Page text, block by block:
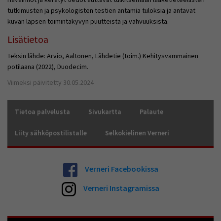
tutkimusten ja psykologisten testien antamia tuloksia ja antavat
kuvan lapsen toimintakyvyn puutteista ja vahvuuksista.
Lisätietoa
Teksin lähde: Arvio, Aaltonen, Lähdetie (toim.) Kehitysvammainen
potilaana (2022), Duodecim.
Viimeksi päivitetty 30.05.2024
Tietoa palvelusta Sivukartta Palaute
Liity sähköpostilistalle Selkokielinen Verneri
Verneri Facebookissa
Verneri Instagramissa